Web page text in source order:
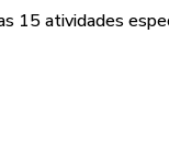
15 atividades